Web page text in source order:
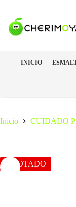
contenido
INICIO
Inicio CUIDADO
AGOTADO